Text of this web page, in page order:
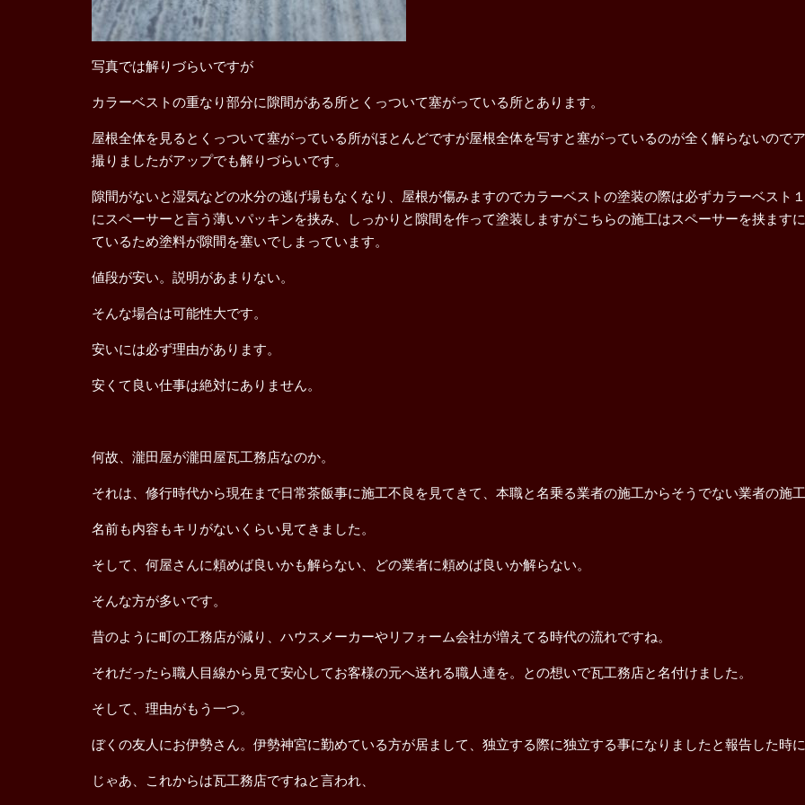
写真では解りづらいですが
カラーベストの重なり部分に隙間がある所とくっついて塞がっている所とあります。
屋根全体を見るとくっついて塞がっている所がほとんどですが屋根全体を写すと塞がっているのが全く解らないので
撮りましたがアップでも解りづらいです。
隙間がないと湿気などの水分の逃げ場もなくなり、屋根が傷みますのでカラーベストの塗装の際は必ずカラーベスト
にスペーサーと言う薄いパッキンを挟み、しっかりと隙間を作って塗装しますがこちらの施工はスペーサーを挟ます
ているため塗料が隙間を塞いでしまっています。
値段が安い。説明があまりない。
そんな場合は可能性大です。
安いには必ず理由があります。
安くて良い仕事は絶対にありません。
何故、瀧田屋が瀧田屋瓦工務店なのか。
それは、修行時代から現在まで日常茶飯事に施工不良を見てきて、本職と名乗る業者の施工からそうでない業者の施工
名前も内容もキリがないくらい見てきました。
そして、何屋さんに頼めば良いかも解らない、どの業者に頼めば良いか解らない。
そんな方が多いです。
昔のように町の工務店が減り、ハウスメーカーやリフォーム会社が増えてる時代の流れですね。
それだったら職人目線から見て安心してお客様の元へ送れる職人達を。との想いで瓦工務店と名付けました。
そして、理由がもう一つ。
ぼくの友人にお伊勢さん。伊勢神宮に勤めている方が居まして、独立する際に独立する事になりましたと報告した時に
じゃあ、これからは瓦工務店ですねと言われ、